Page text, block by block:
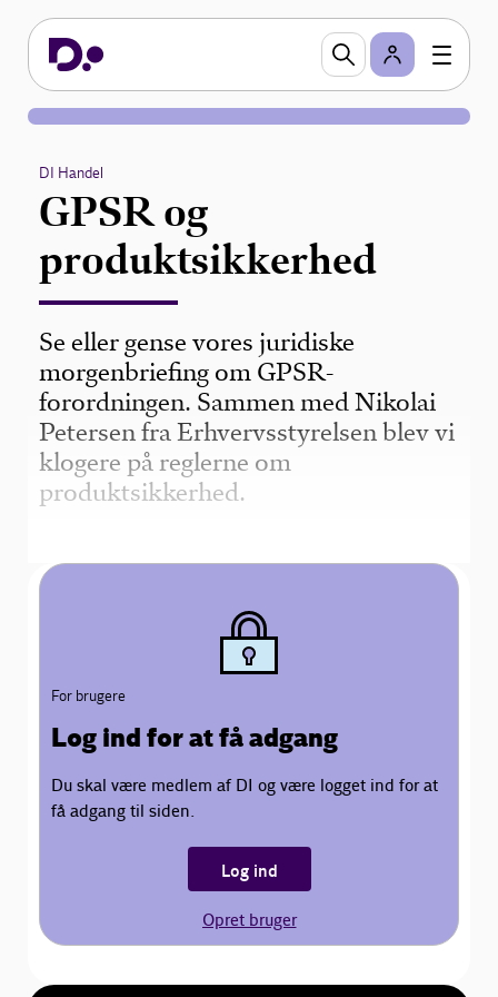
DI Handel
GPSR og
produktsikkerhed
Se eller gense vores juridiske
morgenbriefing om GPSR-
forordningen. Sammen med Nikolai
Petersen fra Erhvervsstyrelsen blev vi
klogere på reglerne om
produktsikkerhed.
For brugere
Log ind for at få adgang
Du skal være medlem af DI og være logget ind for at
få adgang til siden.
Log ind
Opret bruger